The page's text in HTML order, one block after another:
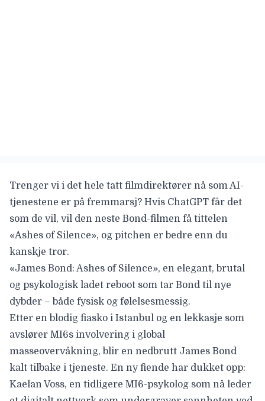
Trenger vi i det hele tatt filmdirektører nå som AI-
tjenestene er på fremmarsj? Hvis ChatGPT får det
som de vil, vil den neste Bond-filmen få tittelen
«Ashes of Silence», og pitchen er bedre enn du
kanskje tror.
«James Bond: Ashes of Silence», en elegant, brutal
og psykologisk ladet reboot som tar Bond til nye
dybder – både fysisk og følelsesmessig.
Etter en blodig fiasko i Istanbul og en lekkasje som
avslører MI6s involvering i global
masseovervåkning, blir en nedbrutt James Bond
kalt tilbake i tjeneste. En ny fiende har dukket opp:
Kaelan Voss, en tidligere MI6-psykolog som nå leder